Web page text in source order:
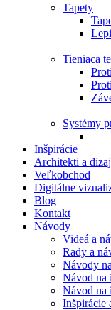
Tapety
Tieniaca
Systémy
Inšpirácie
Architekti a
Veľkobchod
Digitálne
Blog
Kontakt
Návody
Videá a
Rady a
Návody
Návod na
Návod na
Inšpirácie